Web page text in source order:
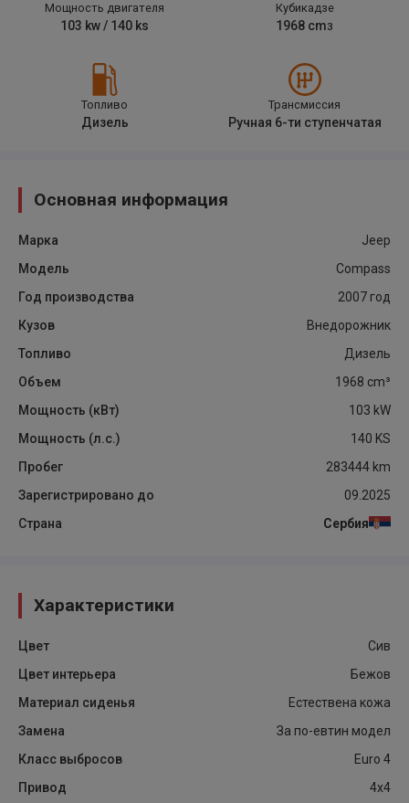
Мощность двигателя
103 kw / 140 ks
Кубикадзе
1968 cm3
Топливо
Дизель
Трансмиссия
Ручная 6-ти ступенчатая
Основная информация
Марка
Jeep
Модель
Compass
Год производства
2007 год
Кузов
Внедорожник
Топливо
Дизель
Объем
1968 cm³
Мощность (кВт)
103 kW
Мощность (л.с.)
140 KS
Пробег
283444 km
Зарегистрировано до
09.2025
Страна
Сербия
Характеристики
Цвет
Сив
Цвет интерьера
Бежов
Материал сиденья
Естествена кожа
Замена
За по-евтин модел
Класс выбросов
Euro 4
Привод
4x4